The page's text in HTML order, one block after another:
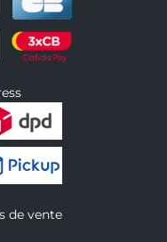
de vente